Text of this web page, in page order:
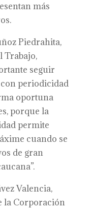
más
Piedrahita,
Trabajo,
seguir
periodicidad
oportuna
porque la
permite
cuando se
de gran
Valencia,
la Corporación